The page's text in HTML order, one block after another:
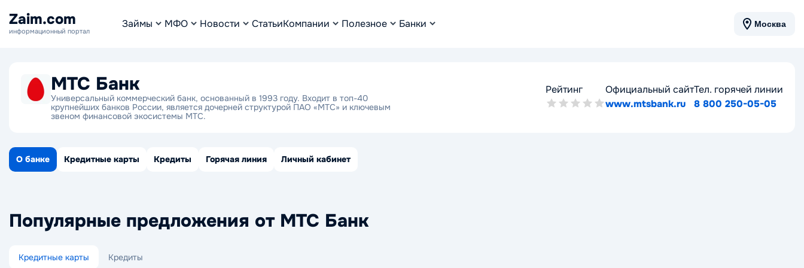
Zaim.com
информационный портал
Займы МФО Новости СтатьиКомпании Полезное Банки Москва
МТС Банк
Универсальный коммерческий банк, основанный в 1993 году. Входит в топ-40
крупнейших банков России, является дочерней структурой ПАО «МТС» и ключевым
звеном финансовой экосистемы МТС.
Рейтинг
Официальный сайт
www.mtsbank.ru
Тел. горячей линии
8 800 250-05-05
О банке Кредитные карты Кредиты Горячая линия Личный кабинет
Популярные предложения от МТС Банк
Кредитные карты Кредиты